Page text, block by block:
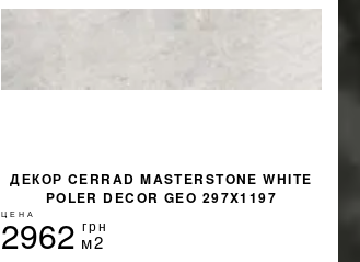
ДЕКОР CERRAD MASTERSTONE WHITE
POLER DECOR GEO 297X1197
ЦЕНА
2962 грн
м2